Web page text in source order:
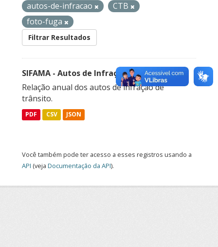
autos-de-infracao
CTB
foto-fuga
Filtrar Resultados
SIFAMA - Autos de Infração de Trânsito
Relação anual dos autos de infração de
trânsito.
PDF CSV JSON
Você também pode ter acesso a esses registros usando a
API (veja Documentação da API).